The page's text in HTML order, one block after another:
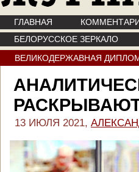
ГЛАВНАЯ
БЕЛОРУССКОЕ ЗЕРКАЛО
ВЕЛИКОДЕРЖАВНАЯ
13 ИЮЛЯ 2021,